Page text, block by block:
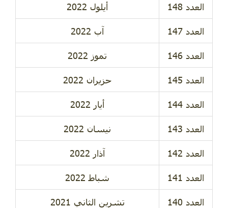
أيلول 2022
آب 2022
تموز 2022
حزيران 2022
أيار 2022
نيسان 2022
آذار 2022
شباط 2022
تشرين الثاني 2021